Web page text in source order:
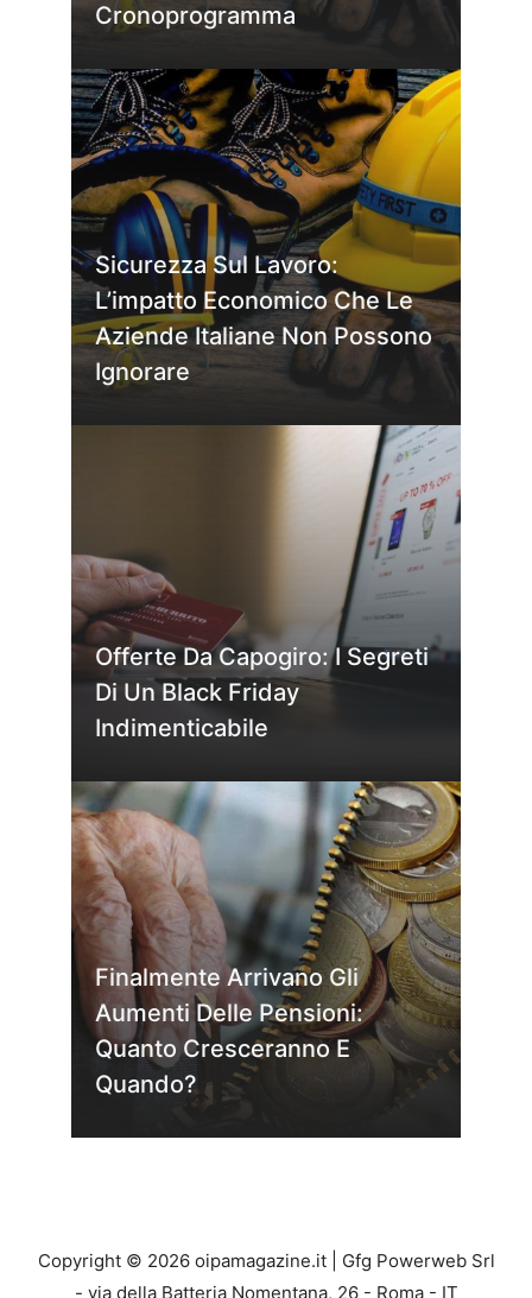
Cronoprogramma
Sicurezza Sul Lavoro:
L’impatto Economico Che Le
Aziende Italiane Non Possono
Ignorare
Offerte Da Capogiro: I Segreti
Di Un Black Friday
Indimenticabile
Finalmente Arrivano Gli
Aumenti Delle Pensioni:
Quanto Cresceranno E
Quando?
Copyright © 2026 oipamagazine.it | Gfg Powerweb Srl
- via della Batteria Nomentana, 26 - Roma - IT